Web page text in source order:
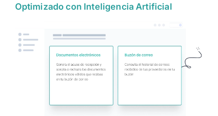
Buzón inteligente: De factura a
Optimizado con Inteligencia Artificial